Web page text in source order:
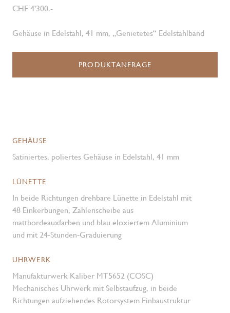
CHF 4'300.-
Gehäuse in Edelstahl, 41 mm, „Genietetes“ Edelstahlband
PRODUKTANFRAGE
GEHÄUSE
Satiniertes, poliertes Gehäuse in Edelstahl, 41 mm
LÜNETTE
In beide Richtungen drehbare Lünette in Edelstahl mit
48 Einkerbungen, Zahlenscheibe aus
mattbordeauxfarben und blau eloxiertem Aluminium
und mit 24‑Stunden‑Graduierung
UHRWERK
Manufakturwerk Kaliber MT5652 (COSC)
Mechanisches Uhrwerk mit Selbstaufzug, in beide
Richtungen aufziehendes Rotorsystem Einbaustruktur